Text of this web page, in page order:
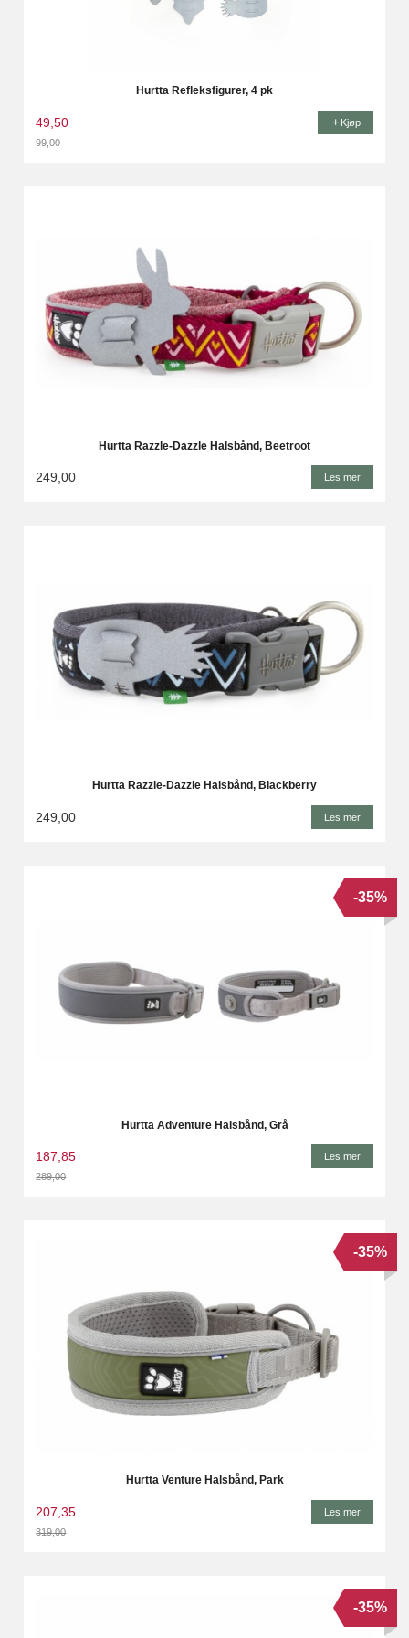
Hurtta Refleksfigurer, 4 pk
49,50
99,00
Kjøp
Hurtta Razzle-Dazzle Halsbånd, Beetroot
249,00 Les mer
Hurtta Razzle-Dazzle Halsbånd, Blackberry
249,00 Les mer
Hurtta Adventure Halsbånd, Grå
187,85
289,00
-35%
Les mer
Hurtta Venture Halsbånd, Park
207,35
319,00
-35%
Les mer
-35%